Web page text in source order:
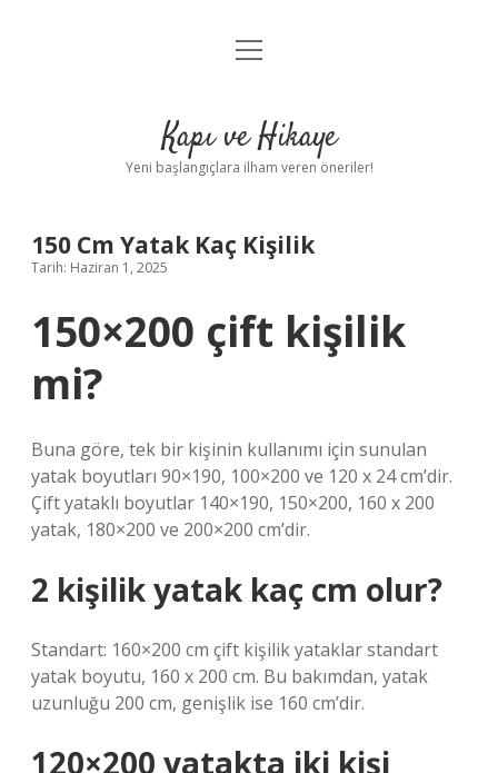
Anasayfa
Yasal Uyarı
menüyü
Kapı ve Hikaye
Yeni başlangıçlara ilham veren öneriler!
150 Cm Yatak Kaç Kişilik
Tarih: Haziran 1, 2025
150×200 çift kişilik
mi?
Buna göre, tek bir kişinin kullanımı için sunulan
yatak boyutları 90×190, 100×200 ve 120 x 24 cm’dir.
Çift yataklı boyutlar 140×190, 150×200, 160 x 200
yatak, 180×200 ve 200×200 cm’dir.
2 kişilik yatak kaç cm olur?
Standart: 160×200 cm çift kişilik yataklar standart
yatak boyutu, 160 x 200 cm. Bu bakımdan, yatak
uzunluğu 200 cm, genişlik ise 160 cm’dir.
120×200 yatakta iki kişi